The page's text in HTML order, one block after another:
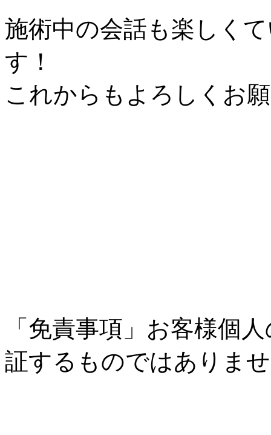
施術中の会話も楽しく
す！
これからもよろしくお
「免責事項」お客様個
証するものではありま